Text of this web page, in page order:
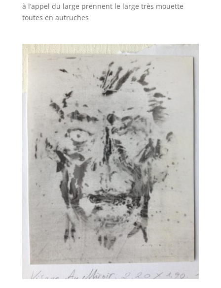
à l’appel du large prennent le large très mouette
toutes en autruches